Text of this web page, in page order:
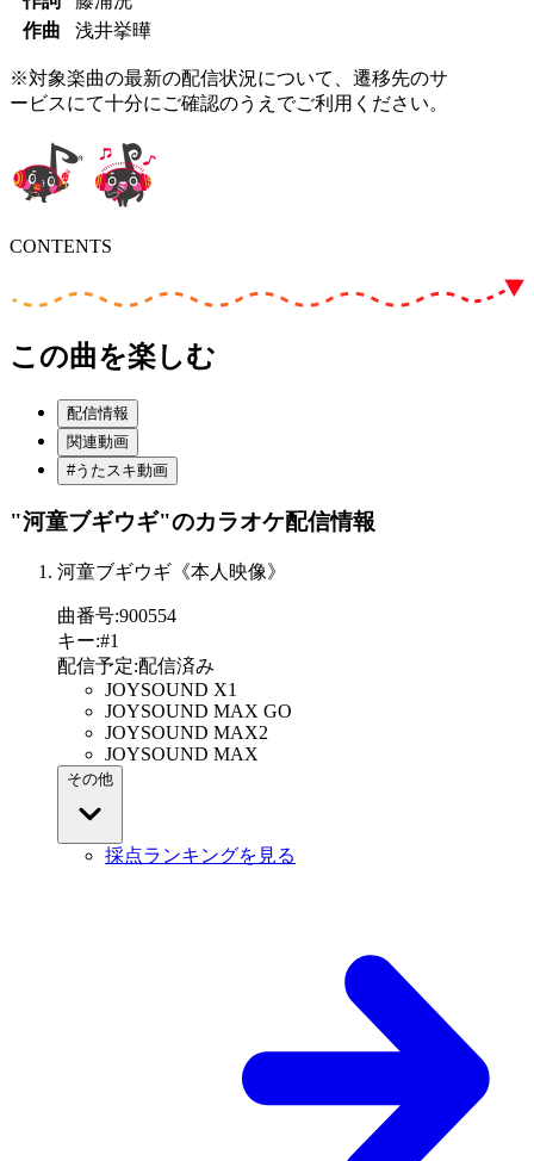
作曲
浅井挙曄
※対象楽曲の最新の配信状況について、遷移先のサ
ービスにて十分にご確認のうえでご利用ください。
CONTENTS
この曲を楽しむ
配信情報
関連動画
#うたスキ動画
"河童ブギウギ"のカラオケ配信情報
河童ブギウギ《本人映像》
曲番号:900554
キー:#1
配信予定:配信済み
JOYSOUND X1
JOYSOUND MAX GO
JOYSOUND MAX2
JOYSOUND MAX
その他
採点ランキングを見る